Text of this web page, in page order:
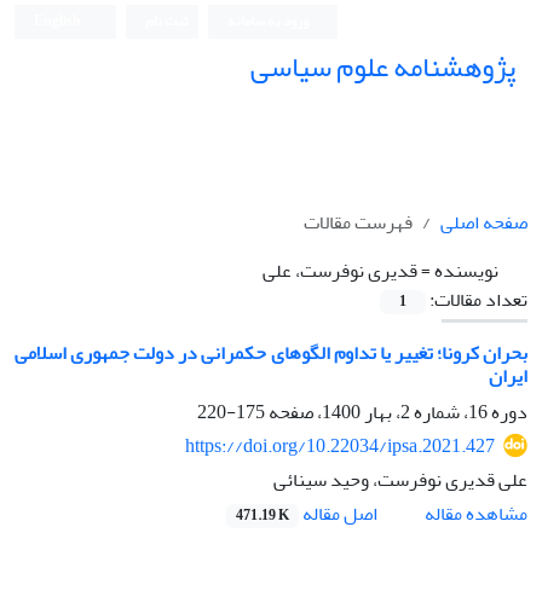
پژوهشنامه علوم سیاسی
صفحه اصلی
فهرست مقالات
نویسنده =قدیری نوفرست، علی
تعداد مقالات:
1
بحران کرونا؛ تغییر یا تداوم الگوهای حکمرانی در دولت جمهوری اسلامی
ایران
دوره 16، شماره 2، بهار 1400، صفحه
175-220
https://doi.org/10.22034/ipsa.2021.427
علی قدیری نوفرست، وحید سینائی
مشاهده مقاله
اصل مقاله 471.19 K